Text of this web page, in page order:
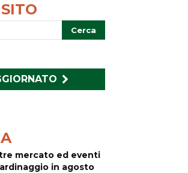
mercato ed eventi
in agosto